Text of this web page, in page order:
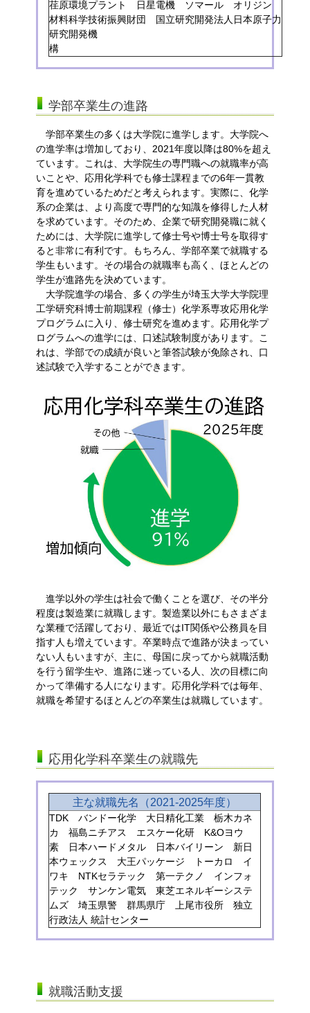
荏原環境プラント 日星電機 ソマール オリジン
材料科学技術振興財団 国立研究開発法人日本原子力
研究開発機
構
学部卒業生の進路
学部卒業生の多くは大学院に進学します。大学院へ
の進学率は増加しており、2021年度以降は80%を超え
ています。これは、大学院生の専門職への就職率が高
いことや、応用化学科でも修士課程までの6年一貫教
育を進めているためだと考えられます。実際に、化学
系の企業は、より高度で専門的な知識を修得した人材
を求めています。そのため、企業で研究開発職に就く
ためには、大学院に進学して修士号や博士号を取得す
ると非常に有利です。もちろん、学部卒業で就職する
学生もいます。その場合の就職率も高く、ほとんどの
学生が進路先を決めています。
大学院進学の場合、多くの学生が埼玉大学大学院理
工学研究科博士前期課程（修士）化学系専攻応用化学
プログラムに入り、修士研究を進めます。応用化学プ
ログラムへの進学には、口述試験制度があります。こ
れは、学部での成績が良いと筆答試験が免除され、口
述試験で入学することができます。
進学以外の学生は社会で働くことを選び、その半分
程度は製造業に就職します。製造業以外にもさまざま
な業種で活躍しており、最近ではIT関係や公務員を目
指す人も増えています。卒業時点で進路が決まってい
ない人もいますが、主に、母国に戻ってから就職活動
を行う留学生や、進路に迷っている人、次の目標に向
かって準備する人になります。応用化学科では毎年、
就職を希望するほとんどの卒業生は就職しています。
応用化学科卒業生の就職先
主な就職先名（2021-2025年度）
TDK バンドー化学 大日精化工業 栃木カネ
カ 福島ニチアス エスケー化研 K&Oヨウ
素 日本ハードメタル 日本バイリーン 新日
本ウェックス 大王パッケージ トーカロ イ
ワキ NTKセラテック 第一テクノ インフォ
テック サンケン電気 東芝エネルギーシステ
ムズ 埼玉県警 群馬県庁 上尾市役所 独立
行政法人 統計センター
就職活動支援